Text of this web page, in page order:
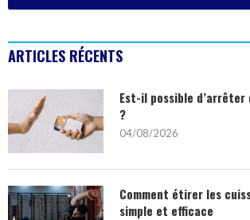
ARTICLES RÉCENTS
Est-il possible d’arrêter
?
04/08/2026
Comment étirer les
simple et efficace